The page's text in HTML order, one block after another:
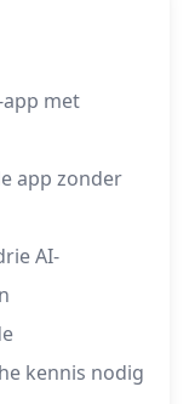
app met
app zonder
AI-
kennis nodig